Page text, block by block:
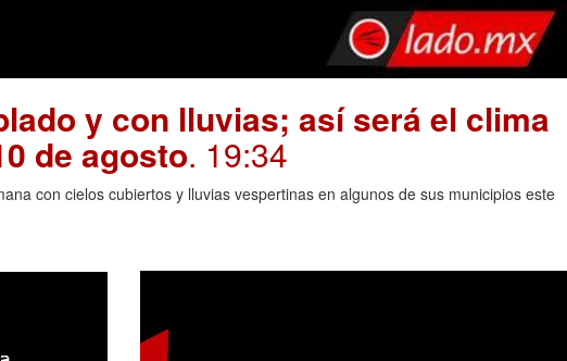
y con lluvias; así será el clima
de agosto. 19:34
con cielos cubiertos y lluvias vespertinas en algunos de sus municipios este